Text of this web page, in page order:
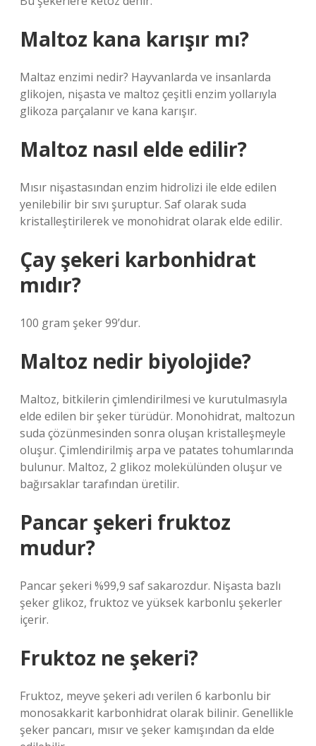
Maltoz kana karışır mı?
Maltaz enzimi nedir? Hayvanlarda ve insanlarda
glikojen, nişasta ve maltoz çeşitli enzim yollarıyla
glikoza parçalanır ve kana karışır.
Maltoz nasıl elde edilir?
Mısır nişastasından enzim hidrolizi ile elde edilen
yenilebilir bir sıvı şuruptur. Saf olarak suda
kristalleştirilerek ve monohidrat olarak elde edilir.
Çay şekeri karbonhidrat
mıdır?
100 gram şeker 99’dur.
Maltoz nedir biyolojide?
Maltoz, bitkilerin çimlendirilmesi ve kurutulmasıyla
elde edilen bir şeker türüdür. Monohidrat, maltozun
suda çözünmesinden sonra oluşan kristalleşmeyle
oluşur. Çimlendirilmiş arpa ve patates tohumlarında
bulunur. Maltoz, 2 glikoz molekülünden oluşur ve
bağırsaklar tarafından üretilir.
Pancar şekeri fruktoz
mudur?
Pancar şekeri %99,9 saf sakarozdur. Nişasta bazlı
şeker glikoz, fruktoz ve yüksek karbonlu şekerler
içerir.
Fruktoz ne şekeri?
Fruktoz, meyve şekeri adı verilen 6 karbonlu bir
monosakkarit karbonhidrat olarak bilinir. Genellikle
şeker pancarı, mısır ve şeker kamışından da elde